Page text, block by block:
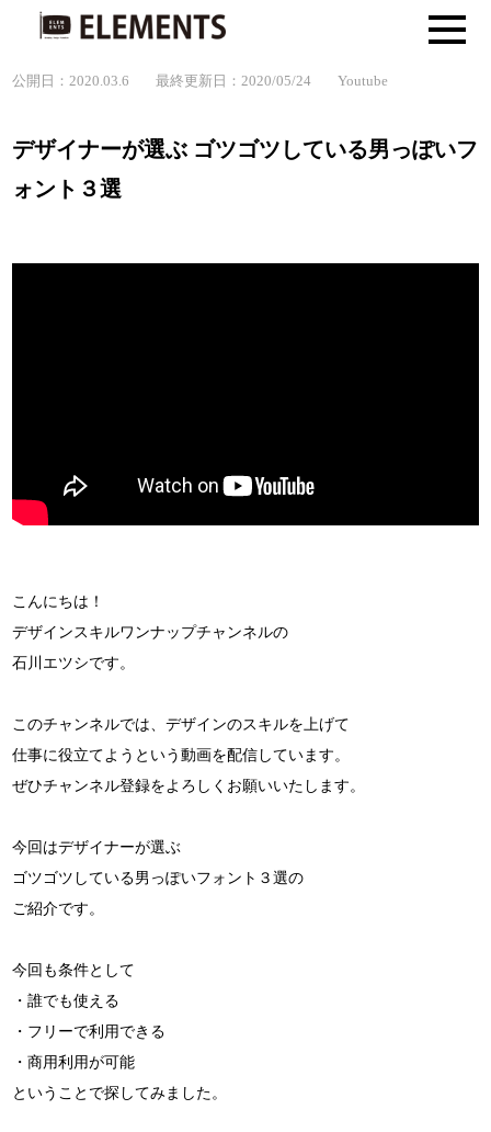
公開日：2020.03.6 最終更新日：2020/05/24 Youtube
デザイナーが選ぶ ゴツゴツしている男っぽいフ
ォント３選
こんにちは！
デザインスキルワンナップチャンネルの
石川エツシです。
このチャンネルでは、デザインのスキルを上げて
仕事に役立てようという動画を配信しています。
ぜひチャンネル登録をよろしくお願いいたします。
今回はデザイナーが選ぶ
ゴツゴツしている男っぽいフォント３選の
ご紹介です。
今回も条件として
・誰でも使える
・フリーで利用できる
・商用利用が可能
ということで探してみました。